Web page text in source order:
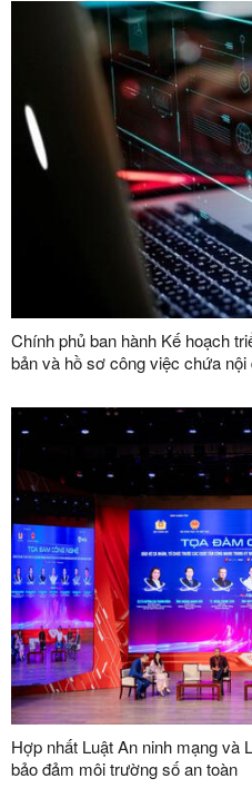
Chính phủ ban hành Kế hoạch
bản và hồ sơ công việc chứa
Hợp nhất Luật An ninh mạng và
bảo đảm môi trường số an toàn